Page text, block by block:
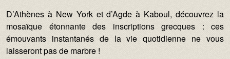
D’Athènes à New York et d’Agde à Kaboul, découvrez la
mosaïque étonnante des inscriptions grecques : ces
émouvants instantanés de la vie quotidienne ne vous
laisseront pas de marbre !